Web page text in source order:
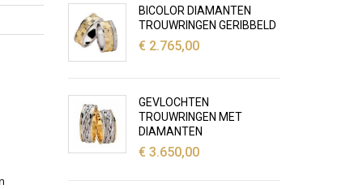
BICOLOR DIAMANTEN
TROUWRINGEN GERIBBELD
€2.765,00
GEVLOCHTEN
TROUWRINGEN MET
DIAMANTEN
€3.650,00